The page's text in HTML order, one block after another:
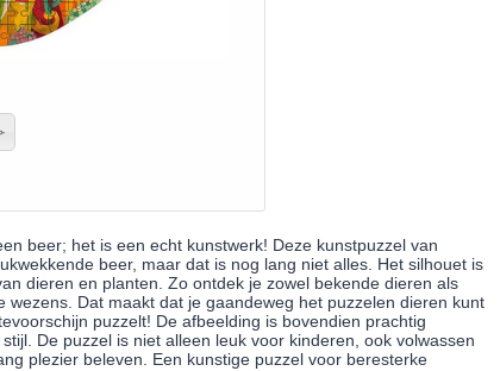
beer; het is een echt kunstwerk! Deze kunstpuzzel van
beer, maar dat is nog lang niet alles. Het silhouet is
dieren en planten. Zo ontdek je zowel bekende dieren als
Dat maakt dat je gaandeweg het puzzelen dieren kunt
puzzelt! De afbeelding is bovendien prachtig
De puzzel is niet alleen leuk voor kinderen, ook volwassen
plezier beleven. Een kunstige puzzel voor beresterke